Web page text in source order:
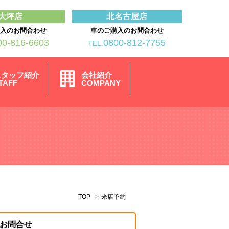
坪店
のお問合わせ
816-6603
北名古屋店
車のご購入のお問合わせ
TEL.0800-812-7755
ッフ紹介
会社紹介
COMPANY
TOP 来店予約
お問合せ